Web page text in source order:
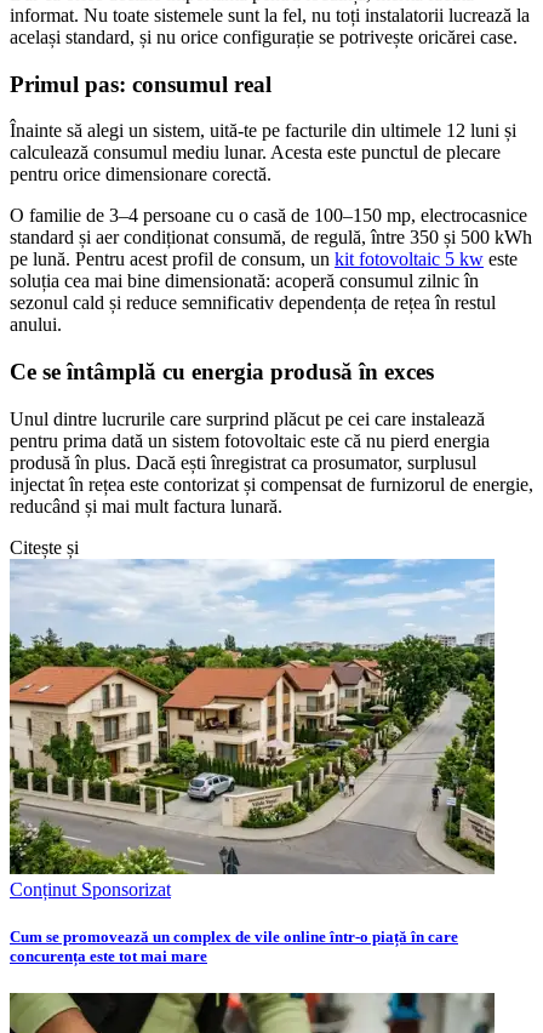
informat. Nu toate sistemele sunt la fel, nu toți instalatorii lucrează la
același standard, și nu orice configurație se potrivește oricărei case.
Primul pas: consumul real
Înainte să alegi un sistem, uită-te pe facturile din ultimele 12 luni și
calculează consumul mediu lunar. Acesta este punctul de plecare
pentru orice dimensionare corectă.
O familie de 3–4 persoane cu o casă de 100–150 mp, electrocasnice
standard și aer condiționat consumă, de regulă, între 350 și 500 kWh
pe lună. Pentru acest profil de consum, un kit fotovoltaic 5 kw este
soluția cea mai bine dimensionată: acoperă consumul zilnic în
sezonul cald și reduce semnificativ dependența de rețea în restul
anului.
Ce se întâmplă cu energia produsă în exces
Unul dintre lucrurile care surprind plăcut pe cei care instalează
pentru prima dată un sistem fotovoltaic este că nu pierd energia
produsă în plus. Dacă ești înregistrat ca prosumator, surplusul
injectat în rețea este contorizat și compensat de furnizorul de energie,
reducând și mai mult factura lunară.
Citește și
Conținut Sponsorizat
Cum se promovează un complex de vile online într-o piață în care
concurența este tot mai mare